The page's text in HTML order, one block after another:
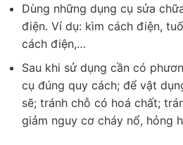
Dùng những dụng cụ sửa
điện. Ví dụ: kìm cách điện,
cách điện,…
Sau khi sử dụng cần có
cụ đúng quy cách; để vật
sẽ; tránh chỗ có hoá chất;
giảm nguy cơ cháy nổ, hỏng